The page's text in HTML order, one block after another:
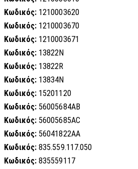
Κωδικός: 1210003620
Κωδικός: 1210003670
Κωδικός: 1210003671
Κωδικός: 13822N
Κωδικός: 13822R
Κωδικός: 13834N
Κωδικός: 15201120
Κωδικός: 56005684AB
Κωδικός: 56005685AC
Κωδικός: 56041822AA
Κωδικός: 835.559.117.050
Κωδικός: 835559117